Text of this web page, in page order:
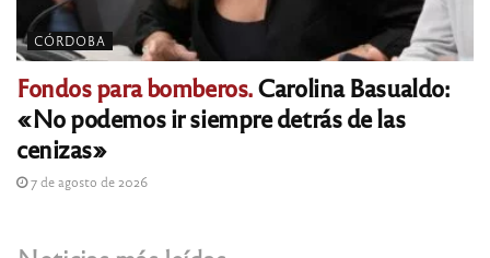
CÓRDOBA
Fondos para bomberos.Carolina Basualdo:
«No podemos ir siempre detrás de las
cenizas»
7 de agosto de 2026